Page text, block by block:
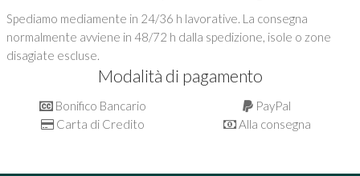
Spediamo mediamente in 24/36 h lavorative. La consegna
normalmente avviene in 48/72 h dalla spedizione, isole o zone
disagiate escluse.
Modalità di pagamento
Bonifico Bancario
Carta di Credito
PayPal
Alla consegna